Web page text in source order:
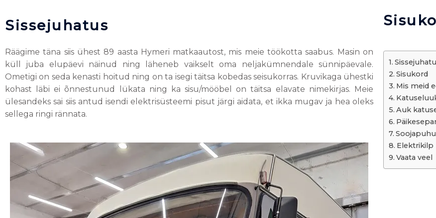
Sissejuhatus
Räägime täna siis ühest 89 aasta Hymeri matkaautost, mis meie töökotta saabus. Masin on
küll juba elupäevi näinud ning läheneb vaikselt oma neljakümnendale sünnipäevale.
Ometigi on seda kenasti hoitud ning on ta isegi täitsa kobedas seisukorras. Kruvikaga ühestki
kohast läbi ei õnnestunud lükata ning ka sisu/mööbel on täitsa elavate nimekirjas. Meie
ülesandeks sai siis antud isendi elektrisüsteemi pisut järgi aidata, et ikka mugav ja hea oleks
sellega ringi rännata.
Sisukord
Mis meid
Auk
Elektrikilp
Vaata veel